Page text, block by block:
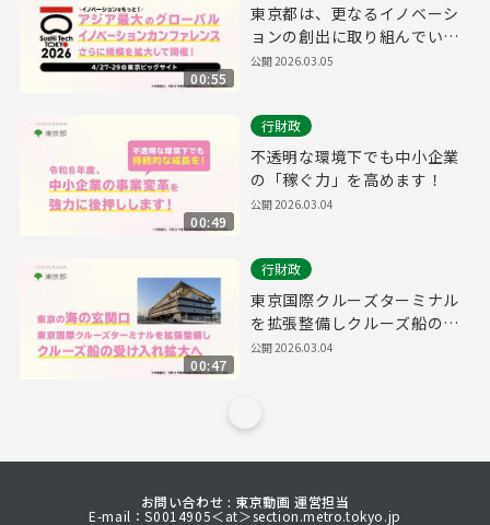
00:55
東京都は、更なるイノベーシ
ョンの創出に取り組んでいき
ます​！
公開2026.03.05
00:49
行財政
不透明な環境下でも中小企業
の「稼ぐ力」を高めます！
公開2026.03.04
00:47
行財政
東京国際クルーズターミナル
を拡張整備しクルーズ船の受
け入れを拡大へ
公開2026.03.04
お問い合わせ : 東京動画 運営担当
E-mail：S0014905＜at＞section.metro.tokyo.jp